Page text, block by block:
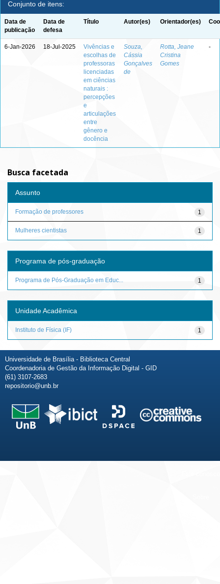
Conjunto de itens:
Data de
publicação
Data de
defesa
Título Autor(es) Orientador(es)
6-Jan-2026 18-Jul-2025
Vivências e
escolhas de
professoras
licenciadas
em ciências
naturais :
percepções
e
articulações
entre
gênero e
docência
Souza,
Cássia
Gonçalves
de
Rotta, Jeane
Cristina
Gomes
-
Busca facetada
Assunto
1
Formação de professores
1
Mulheres cientistas
Programa de pós-graduação
1
Programa de Pós-Graduação em Educ...
Unidade Acadêmica
1
Instituto de Física (IF)
Universidade de Brasília - Biblioteca Central
Coordenadoria de Gestão da Informação Digital - GID
(61) 3107-2683
repositorio@unb.br